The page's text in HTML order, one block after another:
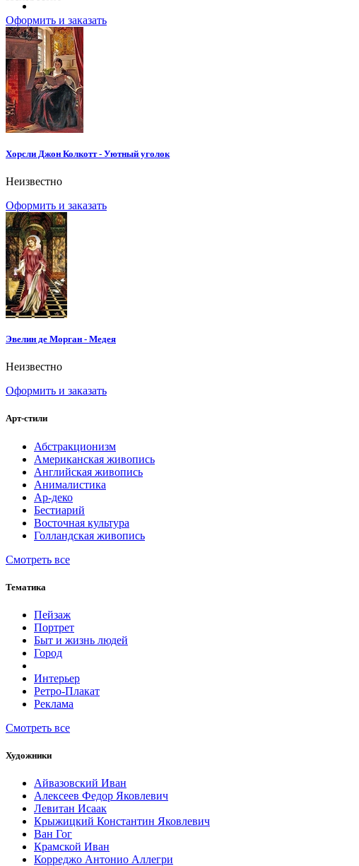
Оформить и заказать
Хорсли Джон Колкотт - Уютный уголок
Неизвестно
Оформить и заказать
Эвелин де Морган - Медея
Неизвестно
Оформить и заказать
Арт-стили
Абстракционизм
Американская живопись
Английская живопись
Анималистика
Ар-деко
Бестиарий
Восточная культура
Голландская живопись
Смотреть все
Тематика
Пейзаж
Портрет
Быт и жизнь людей
Город
Интерьер
Ретро-Плакат
Реклама
Смотреть все
Художники
Айвазовский Иван
Алексеев Федор Яковлевич
Левитан Исаак
Крыжицкий Константин Яковлевич
Ван Гог
Крамской Иван
Корреджо Антонио Аллегри